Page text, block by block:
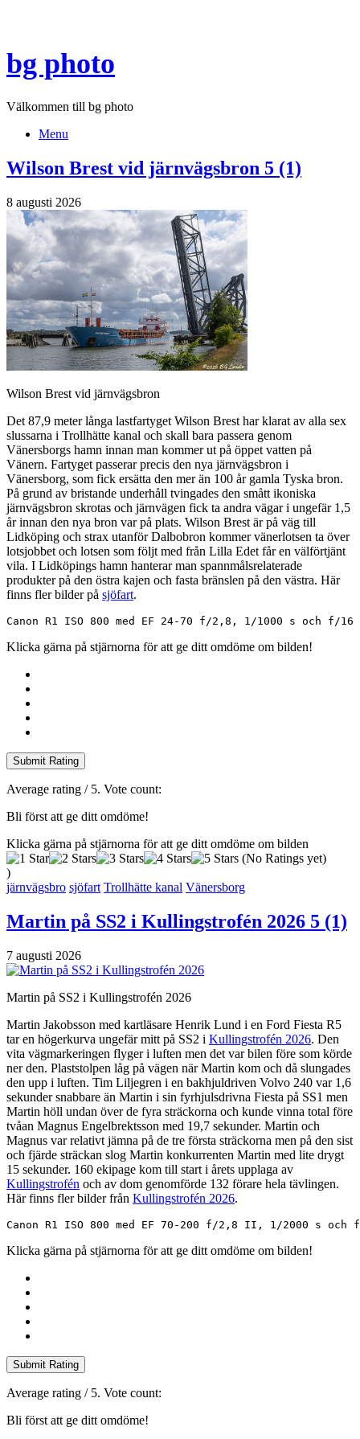
bg photo
Välkommen till bg photo
Menu
Wilson Brest vid järnvägsbron 5 (1)
8 augusti 2026
Wilson Brest vid järnvägsbron
Det 87,9 meter långa lastfartyget Wilson Brest har klarat av alla sex
slussarna i Trollhätte kanal och skall bara passera genom
Vänersborgs hamn innan man kommer ut på öppet vatten på
Vänern. Fartyget passerar precis den nya järnvägsbron i
Vänersborg, som fick ersätta den mer än 100 år gamla Tyska bron.
På grund av bristande underhåll tvingades den smått ikoniska
järnvägsbron skrotas och järnvägen fick ta andra vägar i ungefär 1,5
år innan den nya bron var på plats. Wilson Brest är på väg till
Lidköping och strax utanför Dalbobron kommer vänerlotsen ta över
lotsjobbet och lotsen som följt med från Lilla Edet får en välförtjänt
vila. I Lidköpings hamn hanterar man spannmålsrelaterade
produkter på den östra kajen och fasta bränslen på den västra. Här
finns fler bilder på sjöfart.
Canon R1 ISO 800 med EF 24-70 f/2,8, 1/1000 s och f/16
Klicka gärna på stjärnorna för att ge ditt omdöme om bilden!
Submit Rating
Average rating / 5. Vote count:
Bli först att ge ditt omdöme!
Klicka gärna på stjärnorna för att ge ditt omdöme om bilden
(No Ratings yet)
)
järnvägsbro sjöfart Trollhätte kanal Vänersborg
Martin på SS2 i Kullingstrofén 2026 5 (1)
7 augusti 2026
Martin på SS2 i Kullingstrofén 2026
Martin Jakobsson med kartläsare Henrik Lund i en Ford Fiesta R5
tar en högerkurva ungefär mitt på SS2 i Kullingstrofén 2026. Den
vita vägmarkeringen flyger i luften men det var bilen före som körde
ner den. Plaststolpen låg på vägen när Martin kom och då slungades
den upp i luften. Tim Liljegren i en bakhjuldriven Volvo 240 var 1,6
sekunder snabbare än Martin i sin fyrhjulsdrivna Fiesta på SS1 men
Martin höll undan över de fyra sträckorna och kunde vinna total före
tvåan Magnus Engelbrektsson med 19,7 sekunder. Martin och
Magnus var relativt jämna på de tre första sträckorna men på den sist
och fjärde sträckan slog Martin konkurrenten Martin med lite drygt
15 sekunder. 160 ekipage kom till start i årets upplaga av
Kullingstrofén och av dom genomförde 132 förare hela tävlingen.
Här finns fler bilder från Kullingstrofén 2026.
Canon R1 ISO 800 med EF 70-200 f/2,8 II, 1/2000 s och
Klicka gärna på stjärnorna för att ge ditt omdöme om bilden!
Submit Rating
Average rating / 5. Vote count:
Bli först att ge ditt omdöme!